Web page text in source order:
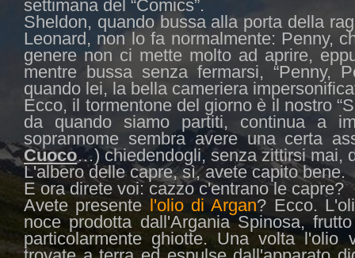
settimana del “Comics”.
Sheldon, quando bussa alla porta della
Leonard, non lo fa normalmente: Penny,
genere non ci mette molto ad aprire,
mentre bussa senza fermarsi, “Penny,
quando lei, la bella cameriera
Ecco, il tormentone del giorno è il nostro
da quando siamo partiti, continua a
soprannome sembra avere una certa
Cuoco…) chiedendogli, senza zittirsi mai,
L'albero delle capre, sì, avete capito bene.
E ora direte voi: cazzo c'entrano le capre?
Avete presente
l'olio di Argan? Ecco.
noce prodotta dall'Argania Spinosa,
particolarmente ghiotte. Una volta l'olio